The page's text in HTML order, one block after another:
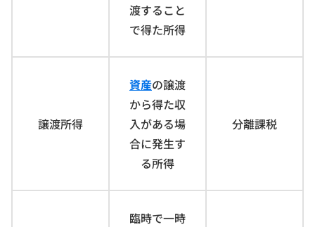
渡すること
で得た所得
譲渡所得
資産の譲渡
から得た収
入がある場
合に発生す
る所得
分離課税
臨時で一時